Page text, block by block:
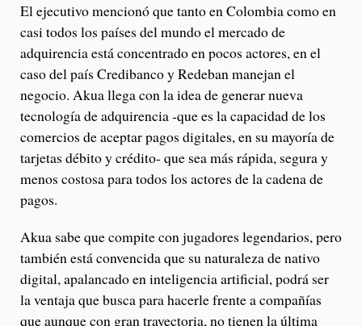
El ejecutivo mencionó que tanto en Colombia como en
casi todos los países del mundo el mercado de
adquirencia está concentrado en pocos actores, en el
caso del país Credibanco y Redeban manejan el
negocio. Akua llega con la idea de generar nueva
tecnología de adquirencia -que es la capacidad de los
comercios de aceptar pagos digitales, en su mayoría de
tarjetas débito y crédito- que sea más rápida, segura y
menos costosa para todos los actores de la cadena de
pagos.
Akua sabe que compite con jugadores legendarios, pero
también está convencida que su naturaleza de nativo
digital, apalancado en inteligencia artificial, podrá ser
la ventaja que busca para hacerle frente a compañías
que aunque con gran trayectoria, no tienen la última